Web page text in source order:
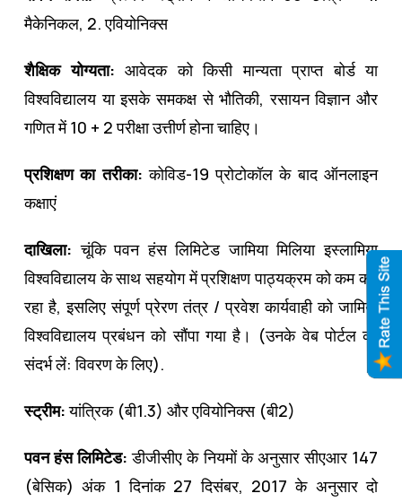
मैकेनिकल, 2. एवियोनिक्स
शैक्षिक योग्यता: आवेदक को किसी मान्यता प्राप्त बोर्ड या
विश्वविद्यालय या इसके समकक्ष से भौतिकी, रसायन विज्ञान और
गणित में 10 + 2 परीक्षा उत्तीर्ण होना चाहिए।
प्रशिक्षण का तरीका:कोविड-19 प्रोटोकॉल के बाद ऑनलाइन
कक्षाएं
दाखिला: चूंकि पवन हंस लिमिटेड जामिया मिलिया इस्लामिया
विश्वविद्यालय के साथ सहयोग में प्रशिक्षण पाठ्यक्रम को कम कर
रहा है, इसलिए संपूर्ण प्रेरण तंत्र / प्रवेश कार्यवाही को जामिया
विश्वविद्यालय प्रबंधन को सौंपा गया है। (उनके वेब पोर्टल का
संदर्भ लें: विवरण के लिए).
स्ट्रीम:यांत्रिक (बी1.3) और एवियोनिक्स (बी2)
पवन हंस लिमिटेड:डीजीसीए के नियमों के अनुसार सीएआर 147
(बेसिक) अंक 1 दिनांक 27 दिसंबर, 2017 के अनुसार दो